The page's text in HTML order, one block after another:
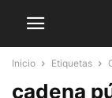
Inicio Etiquetas
cadena